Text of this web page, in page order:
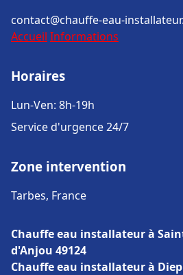
contact@chauffe-eau-
Accueil Informations
Horaires
Lun-Ven: 8h-19h
Service d'urgence 24/7
Zone intervention
Tarbes, France
Chauffe eau installateur à
d'Anjou 49124
Chauffe eau installateur à